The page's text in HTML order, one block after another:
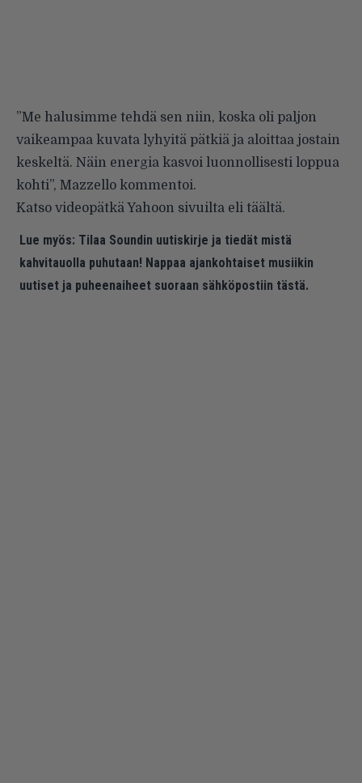
”Me halusimme tehdä sen niin, koska oli paljon
vaikeampaa kuvata lyhyitä pätkiä ja aloittaa jostain
keskeltä. Näin energia kasvoi luonnollisesti loppua
kohti”, Mazzello kommentoi.
Katso videopätkä Yahoon sivuilta eli täältä.
Lue myös: Tilaa Soundin uutiskirje ja tiedät mistä
kahvitauolla puhutaan! Nappaa ajankohtaiset musiikin
uutiset ja puheenaiheet suoraan sähköpostiin tästä.